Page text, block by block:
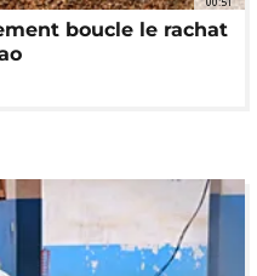
boucle le rachat